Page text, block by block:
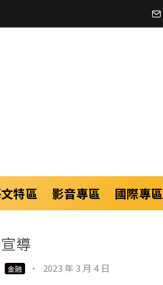
特區 影音專區 國際專區
導
金融 · 2023 年 3 月 4 日